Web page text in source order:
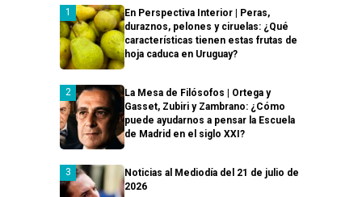
En Perspectiva Interior | Peras,
duraznos, pelones y ciruelas: ¿Qué
características tienen estas frutas de
hoja caduca en Uruguay?
La Mesa de Filósofos | Ortega y
Gasset, Zubiri y Zambrano: ¿Cómo
puede ayudarnos a pensar la Escuela
de Madrid en el siglo XXI?
Noticias al Mediodía del 21 de julio de
2026